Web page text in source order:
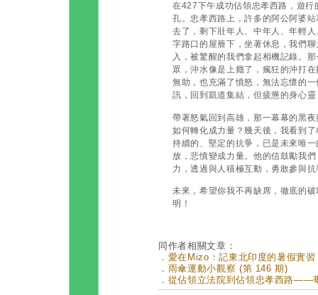
在427下午成功佔領忠孝西路，遊
孔。忠孝西路上，許多的阿公阿婆
去了，剩下壯年人、中年人、年輕
字路口的屋簷下，坐著休息，我們
入，被驚醒的我們拿起相機記錄。
眾，沖水像是上癮了，瘋狂的沖打
無助，也充滿了憤怒，無法忘懷的
訊，回到凱道集結，但疲憊的身心
帶著怒氣回到高雄，那一幕幕的黑
如何轉化成力量？幾天後，我看到
持續的、堅定的抗爭，已是未來唯
放，悲憤變成力量。他的信鼓勵我
力，透過與人積極互動，勇敢參與
未來，希望你我不再缺席，徹底的
明！
同作者相關文章：
． 愛在Mizo：記東北印度的暑假實
． 雨傘運動小觀察 (第 146 期)
． 從佔領立法院到佔領忠孝西路——